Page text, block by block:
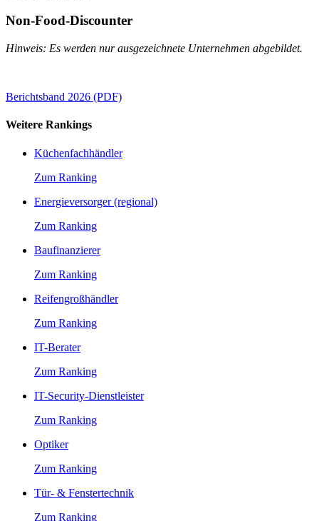
Non-Food-Discounter
Hinweis: Es werden nur ausgezeichnete Unternehmen abgebildet.
Berichtsband 2026 (PDF)
Weitere Rankings
Küchenfachhändler
Zum Ranking
Energieversorger (regional)
Zum Ranking
Baufinanzierer
Zum Ranking
Reifengroßhändler
Zum Ranking
IT-Berater
Zum Ranking
IT-Security-Dienstleister
Zum Ranking
Optiker
Zum Ranking
Tür- & Fenstertechnik
Zum Ranking